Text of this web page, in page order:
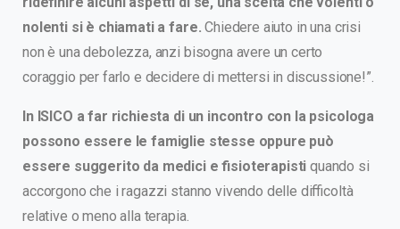
nolenti si è chiamati a fare. Chiedere aiuto in una crisi
non è una debolezza, anzi bisogna avere un certo
coraggio per farlo e decidere di mettersi in discussione!”.
In ISICO a far richiesta di un incontro con la psicologa
possono essere le famiglie stesse oppure può
essere suggerito da medici e fisioterapisti quando si
accorgono che i ragazzi stanno vivendo delle difficoltà
relative o meno alla terapia.